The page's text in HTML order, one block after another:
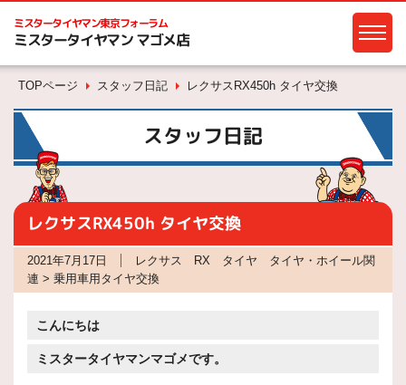
ミスタータイヤマン東京フォーラム
ミスタータイヤマン マゴメ店
TOPページ スタッフ日記 レクサスRX450h タイヤ交換
スタッフ日記
レクサスRX450h タイヤ交換
2021年7月17日
レクサス RX タイヤ タイヤ・ホイール関
連 > 乗用車用タイヤ交換
こんにちは
ミスタータイヤマンマゴメです。